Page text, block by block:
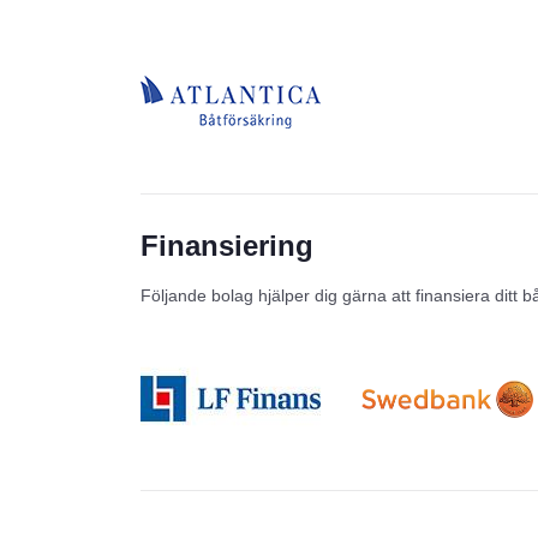
Finansiering
Följande bolag hjälper dig gärna att finansiera ditt